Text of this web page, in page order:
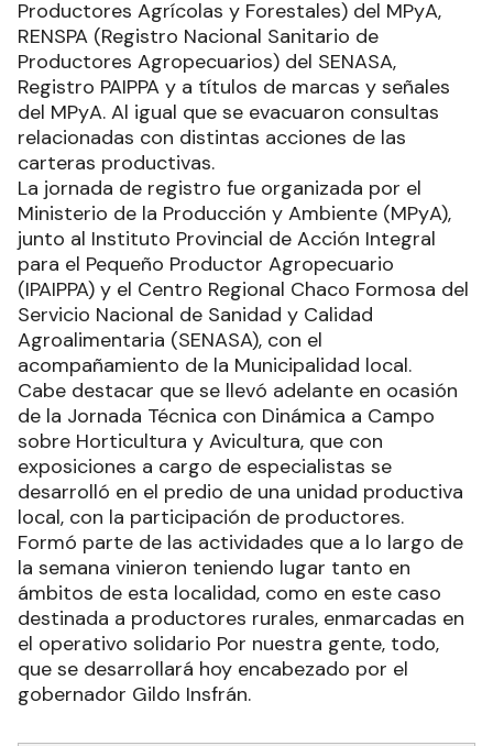
Productores Agrícolas y Forestales) del MPyA,
RENSPA (Registro Nacional Sanitario de
Productores Agropecuarios) del SENASA,
Registro PAIPPA y a títulos de marcas y señales
del MPyA. Al igual que se evacuaron consultas
relacionadas con distintas acciones de las
carteras productivas.
La jornada de registro fue organizada por el
Ministerio de la Producción y Ambiente (MPyA),
junto al Instituto Provincial de Acción Integral
para el Pequeño Productor Agropecuario
(IPAIPPA) y el Centro Regional Chaco Formosa del
Servicio Nacional de Sanidad y Calidad
Agroalimentaria (SENASA), con el
acompañamiento de la Municipalidad local.
Cabe destacar que se llevó adelante en ocasión
de la Jornada Técnica con Dinámica a Campo
sobre Horticultura y Avicultura, que con
exposiciones a cargo de especialistas se
desarrolló en el predio de una unidad productiva
local, con la participación de productores.
Formó parte de las actividades que a lo largo de
la semana vinieron teniendo lugar tanto en
ámbitos de esta localidad, como en este caso
destinada a productores rurales, enmarcadas en
el operativo solidario Por nuestra gente, todo,
que se desarrollará hoy encabezado por el
gobernador Gildo Insfrán.